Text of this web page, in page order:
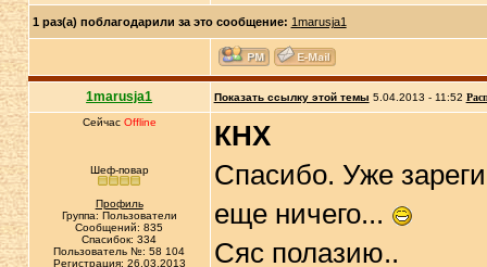
1 раз(а) поблагодарили за это сообщение: 1marusja1
1marusja1 Показать ссылку этой темы 5.04.2013 - 11:52
Сейчас Offline
Шеф-повар
Профиль
Группа: Пользователи
Сообщений: 835
Спасибок: 334
Пользователь №: 58 104
Регистрация: 26.03.2013
КНХ
Спасибо. Уже
еще ничего...
Сяс полазию..